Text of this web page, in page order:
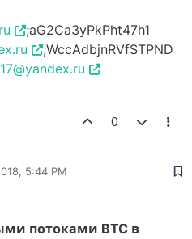
;aG2Ca3yPkPht47h1
;WccAdbjnRVfSTPND
0
5:44 PM
потоками BTC в